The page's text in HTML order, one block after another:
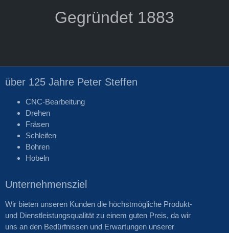
Gegründet 1883
über 125 Jahre Peter Steffen
CNC-Bearbeitung
Drehen
Fräsen
Schleifen
Bohren
Hobeln
Unternehmensziel
Wir bieten unseren Kunden die höchstmögliche Produkt-
und Dienstleistungsqualität zu einem guten Preis, da wir
uns an den Bedürfnissen und Erwartungen unserer